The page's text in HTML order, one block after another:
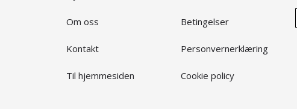
Om oss
Kontakt
Til hjemmesiden
Betingelser
Personvernerklæring
Cookie policy